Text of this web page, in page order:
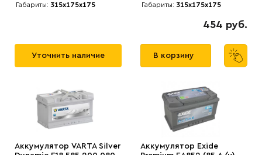
Габариты: 315x175x175
Уточнить наличие
Габариты: 315x175x175
454 руб.
В корзину
Аккумулятор VARTA Silver
Аккумулятор Exide